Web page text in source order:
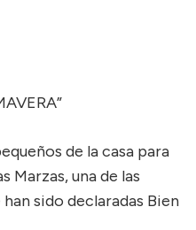
de la casa para
Marzas, una de las
sido declaradas Bien